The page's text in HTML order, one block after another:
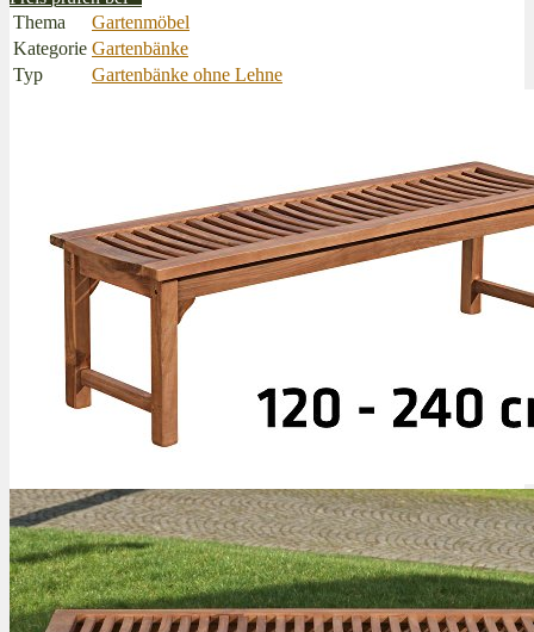
Thema
Gartenmöbel
Kategorie Gartenbänke
Typ
Gartenbänke ohne Lehne